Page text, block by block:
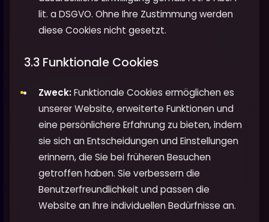
lit. a DSGVO. Ohne Ihre Zustimmung werden
diese Cookies nicht gesetzt.
3.3 Funktionale Cookies
Zweck:Funktionale Cookies ermöglichen es
unserer Website, erweiterte Funktionen und
eine persönlichere Erfahrung zu bieten, indem
sie sich an Entscheidungen und Einstellungen
erinnern, die Sie bei früheren Besuchen
getroffen haben. Sie verbessern die
Benutzerfreundlichkeit und passen die
Website an Ihre individuellen Bedürfnisse an.